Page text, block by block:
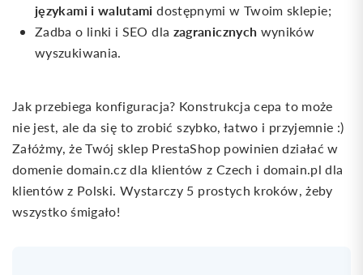
językami i walutami dostępnymi w Twoim sklepie;
Zadba o linki i SEO dla zagranicznych wyników
wyszukiwania.
Jak przebiega konfiguracja? Konstrukcja cepa to może
nie jest, ale da się to zrobić szybko, łatwo i przyjemnie :)
Załóżmy, że Twój sklep PrestaShop powinien działać w
domenie domain.cz dla klientów z Czech i domain.pl dla
klientów z Polski. Wystarczy 5 prostych kroków, żeby
wszystko śmigało!